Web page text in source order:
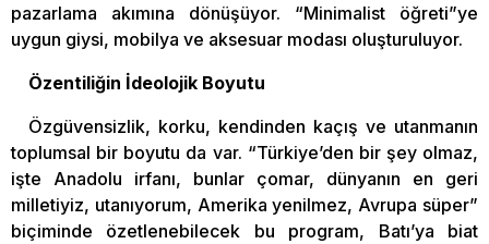
pazarlama akımına dönüşüyor. “Minimalist öğreti”ye
uygun giysi, mobilya ve aksesuar modası oluşturuluyor.
Özentiliğin İdeolojik Boyutu
Özgüvensizlik, korku, kendinden kaçış ve utanmanın
toplumsal bir boyutu da var. “Türkiye’den bir şey olmaz,
işte Anadolu irfanı, bunlar çomar, dünyanın en geri
milletiyiz, utanıyorum, Amerika yenilmez, Avrupa süper”
biçiminde özetlenebilecek bu program, Batı’ya biat